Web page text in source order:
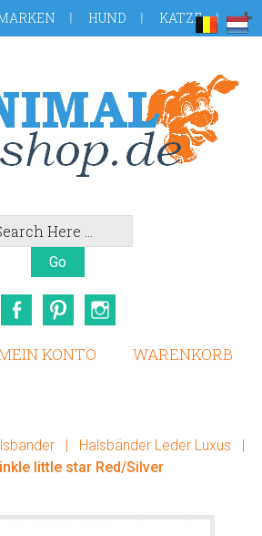
HUND KATZE
FacebookPinterest
KONTO WARENKORB
| Halsbänder Leder Luxus
|
little star Red/Silver